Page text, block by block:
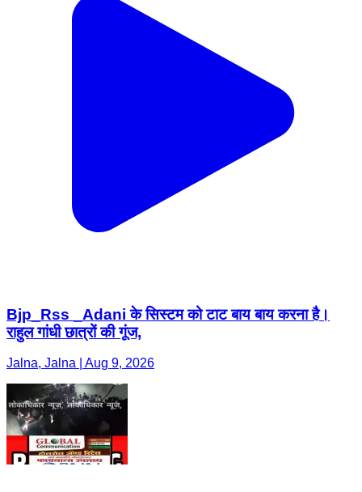
Bjp_Rss _Adani के सिस्टम को टाट बाय बाय करना है।
राहुल गांधी छात्रों की गूंज,
Jalna, Jalna | Aug 9, 2026